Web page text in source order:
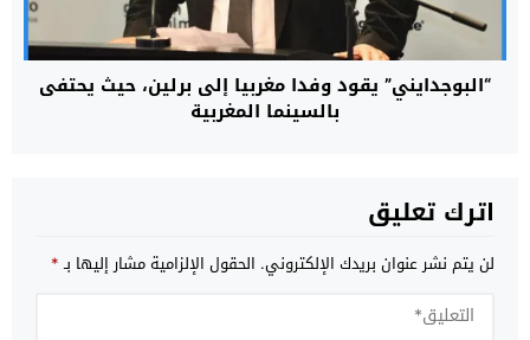
“البوجدايني” يقود وفدا مغربيا إلى برلين، حيث يحتفى
بالسينما المغربية
اترك تعليق
لن يتم نشر عنوان بريدك الإلكتروني. الحقول الإلزامية مشار إليها بـ*